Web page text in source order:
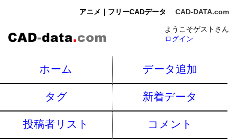
アニメ｜フリーCADデータ CAD-DATA.com
ようこそゲストさん
ログイン
ホーム データ追加
タグ 新着データ
投稿者リスト コメント